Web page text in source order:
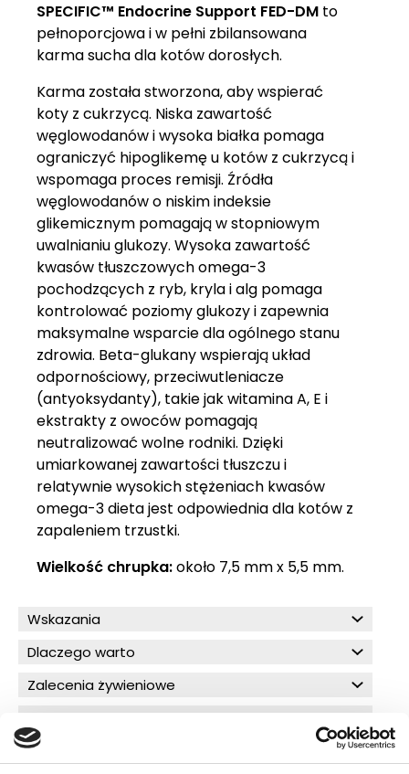
SPECIFIC™ Endocrine Support FED-DM to
pełnoporcjowa i w pełni zbilansowana
karma sucha dla kotów dorosłych.
Karma została stworzona, aby wspierać
koty z cukrzycą. Niska zawartość
węglowodanów i wysoka białka pomaga
ograniczyć hipoglikemę u kotów z cukrzycą i
wspomaga proces remisji. Źródła
węglowodanów o niskim indeksie
glikemicznym pomagają w stopniowym
uwalnianiu glukozy. Wysoka zawartość
kwasów tłuszczowych omega-3
pochodzących z ryb, kryla i alg pomaga
kontrolować poziomy glukozy i zapewnia
maksymalne wsparcie dla ogólnego stanu
zdrowia. Beta-glukany wspierają układ
odpornościowy, przeciwutleniacze
(antyoksydanty), takie jak witamina A, E i
ekstrakty z owoców pomagają
neutralizować wolne rodniki. Dzięki
umiarkowanej zawartości tłuszczu i
relatywnie wysokich stężeniach kwasów
omega-3 dieta jest odpowiednia dla kotów z
zapaleniem trzustki.
Wielkość chrupka:około 7,5 mm x 5,5 mm.
Wskazania
Dlaczego warto
Zalecenia żywieniowe
Składniki
Skład analityczny